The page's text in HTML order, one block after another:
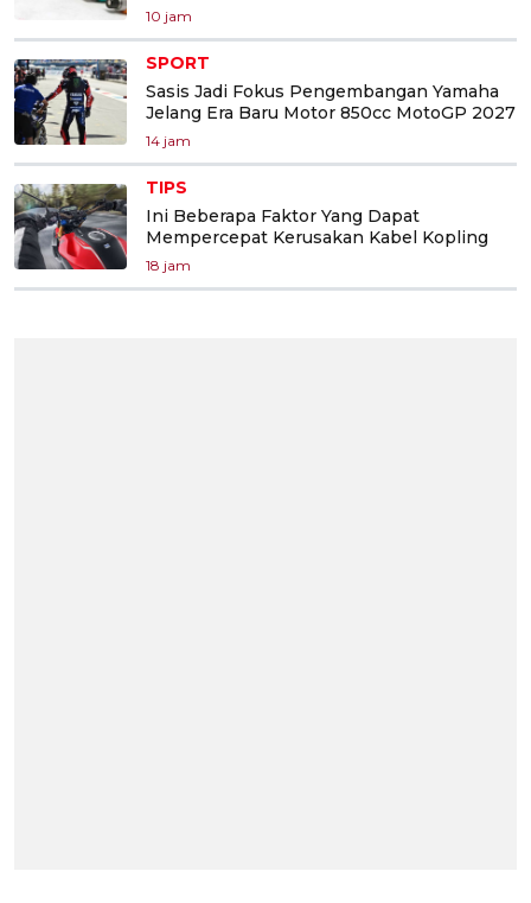
10 jam
SPORT
Sasis Jadi Fokus Pengembangan Yamaha
Jelang Era Baru Motor 850cc MotoGP 2027
14 jam
TIPS
Ini Beberapa Faktor Yang Dapat
Mempercepat Kerusakan Kabel Kopling
18 jam